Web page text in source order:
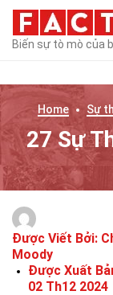
Biến sự tò mò của
Home Sự
27 Sự
Được Viết Bởi:
Moody
Được Xuất
02 Th12 2024